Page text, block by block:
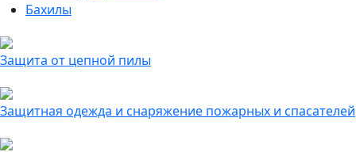
Бахилы
Защита от цепной пилы
Защитная одежда и снаряжение пожарных и спасателей